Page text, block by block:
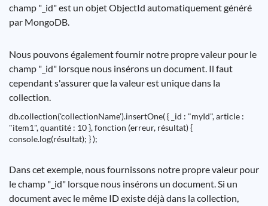
champ "_id" est un objet ObjectId automatiquement généré
par MongoDB.
Nous pouvons également fournir notre propre valeur pour le
champ "_id" lorsque nous insérons un document. Il faut
cependant s'assurer que la valeur est unique dans la
collection.
db.collection('collectionName').insertOne( { _id : "myId", article :
"item1", quantité : 10 }, fonction (erreur, résultat) {
console.log(résultat); } );
Dans cet exemple, nous fournissons notre propre valeur pour
le champ "_id" lorsque nous insérons un document. Si un
document avec le même ID existe déjà dans la collection,